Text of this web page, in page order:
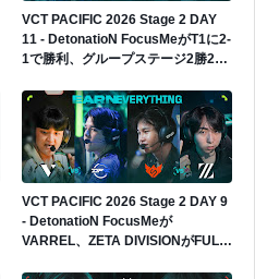
VCT PACIFIC 2026 Stage 2 DAY
11 - DetonatioN FocusMeがT1に2-
1で勝利、グループステージ2勝2敗
VCT PACIFIC 2026 Stage 2 DAY 9
- DetonatioN FocusMeが
VARREL、ZETA DIVISIONがFULL